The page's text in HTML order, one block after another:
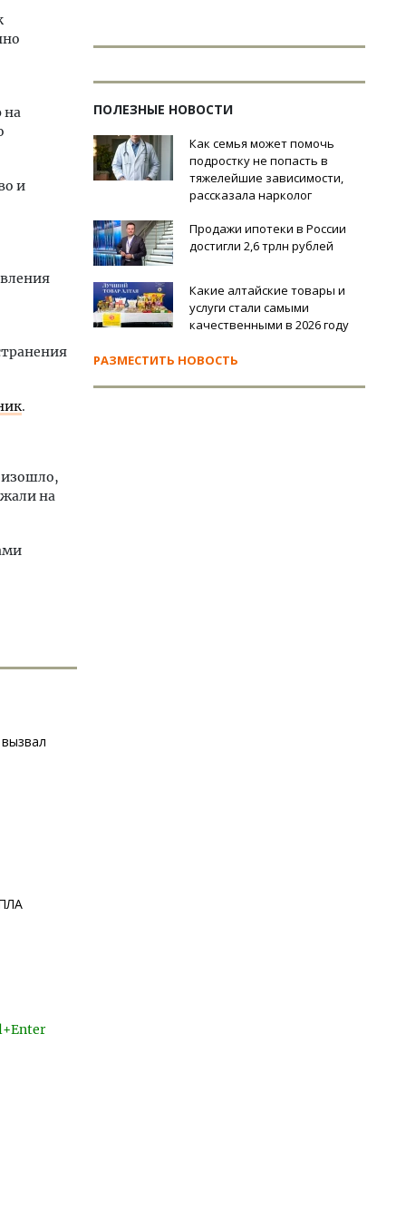
на
и
.
на
ПОЛЕЗНЫЕ НОВОСТИ
Как семья может помочь
подростку не попасть в
тяжелейшие зависимости,
рассказала нарколог
Продажи ипотеки в России
достигли 2,6 трлн рублей
Какие алтайские товары и
услуги стали самыми
качественными в 2026 году
РАЗМЕСТИТЬ НОВОСТЬ